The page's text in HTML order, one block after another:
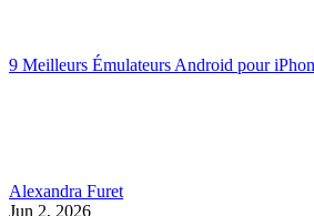
9 Meilleurs Émulateurs Android pour
Alexandra Furet
Jun 2, 2026